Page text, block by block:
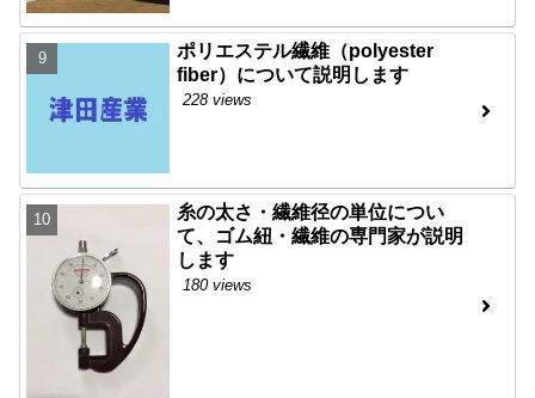
ポリエステル繊維（polyester
fiber）について説明します
228 views
糸の太さ・繊維径の単位につい
て、ゴム紐・繊維の専門家が説明
します
180 views